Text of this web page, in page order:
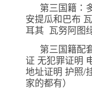
第三国籍：
安提瓜和巴布
耳其 瓦努阿图
第三国籍配
证 无犯罪证明
地址证明 护照/
家的都有）